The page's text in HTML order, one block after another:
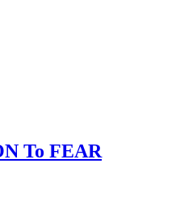
To FEAR